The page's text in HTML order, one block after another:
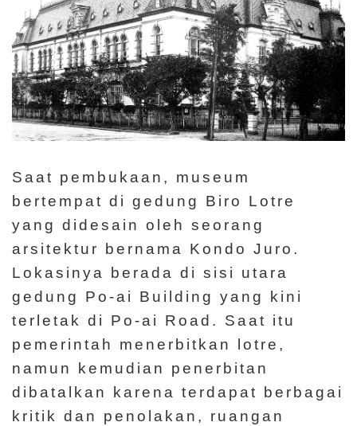
I
n
f
m
a
s
i
P
a
m
a
n
Saat pembukaan, museum
bertempat di gedung Biro Lotre
yang didesain oleh seorang
arsitektur bernama Kondo Juro.
Lokasinya berada di sisi utara
gedung Po-ai Building yang kini
terletak di Po-ai Road. Saat itu
pemerintah menerbitkan lotre,
namun kemudian penerbitan
dibatalkan karena terdapat berbagai
kritik dan penolakan, ruangan